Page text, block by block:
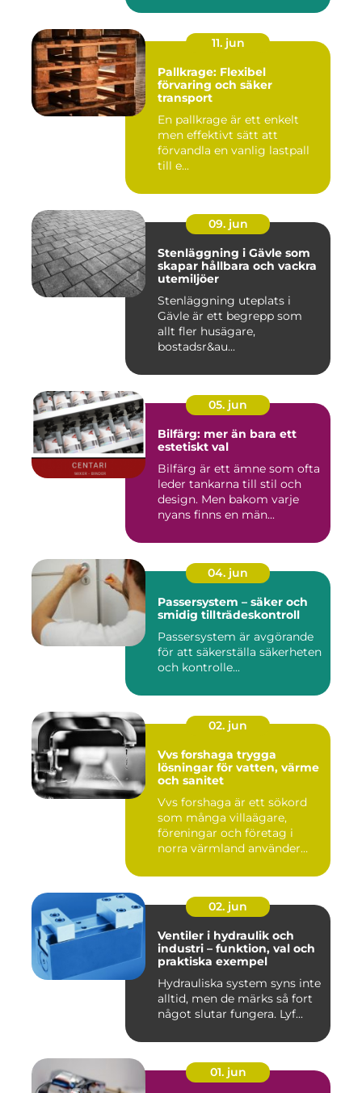
11. jun
Pallkrage: Flexibel
förvaring och säker
transport
En pallkrage är ett enkelt
men effektivt sätt att
förvandla en vanlig lastpall
till e...
09. jun
Stenläggning i Gävle som
skapar hållbara och vackra
utemiljöer
Stenläggning uteplats i
Gävle är ett begrepp som
allt fler husägare,
bostadsr&au...
05. jun
Bilfärg: mer än bara ett
estetiskt val
Bilfärg är ett ämne som ofta
leder tankarna till stil och
design. Men bakom varje
nyans finns en män...
04. jun
Passersystem – säker och
smidig tillträdeskontroll
Passersystem är avgörande
för att säkerställa säkerheten
och kontrolle...
02. jun
Vvs forshaga trygga
lösningar för vatten, värme
och sanitet
Vvs forshaga är ett sökord
som många villaägare,
föreningar och företag i
norra värmland använder
02. jun
Ventiler i hydraulik och
industri – funktion, val och
praktiska exempel
Hydrauliska system syns inte
alltid, men de märks så fort
något slutar fungera. Lyf...
01. jun